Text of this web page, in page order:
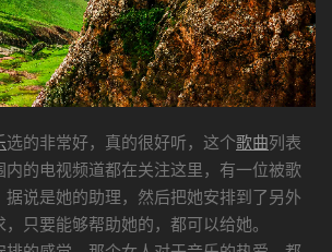
选的非常好，真的很好听，这个歌曲列表
的电视频道都在关注这里，有一位被歌
说是她的助理，然后把她安排到了另外
只要能够帮助她的，都可以给她。